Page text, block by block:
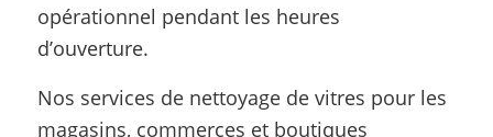
opérationnel pendant les heures
d’ouverture.
Nos services de nettoyage de vitres pour les
magasins, commerces et boutiques